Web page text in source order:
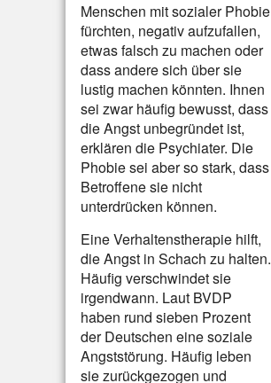
Menschen mit sozialer Phobie
fürchten, negativ aufzufallen,
etwas falsch zu machen oder
dass andere sich über sie
lustig machen könnten. Ihnen
sei zwar häufig bewusst, dass
die Angst unbegründet ist,
erklären die Psychiater. Die
Phobie sei aber so stark, dass
Betroffene sie nicht
unterdrücken können.
Eine Verhaltenstherapie hilft,
die Angst in Schach zu halten.
Häufig verschwindet sie
irgendwann. Laut BVDP
haben rund sieben Prozent
der Deutschen eine soziale
Angststörung. Häufig leben
sie zurückgezogen und